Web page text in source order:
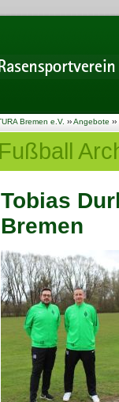
Bremen e.V. ››Angebote ››
Fußball
Tobias
Bremen